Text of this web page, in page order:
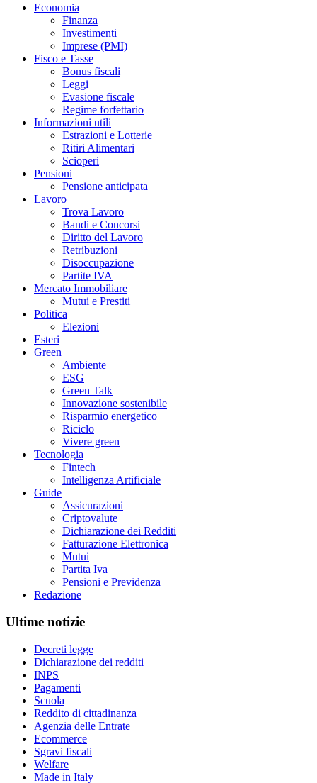
Economia
Finanza
Investimenti
Imprese (PMI)
Fisco e Tasse
Bonus fiscali
Leggi
Evasione fiscale
Regime forfettario
Informazioni utili
Estrazioni e Lotterie
Ritiri Alimentari
Scioperi
Pensioni
Pensione anticipata
Lavoro
Trova Lavoro
Bandi e Concorsi
Diritto del Lavoro
Retribuzioni
Disoccupazione
Partite IVA
Mercato Immobiliare
Mutui e Prestiti
Politica
Elezioni
Esteri
Green
Ambiente
ESG
Green Talk
Innovazione sostenibile
Risparmio energetico
Riciclo
Vivere green
Tecnologia
Fintech
Intelligenza Artificiale
Guide
Assicurazioni
Criptovalute
Dichiarazione dei Redditi
Fatturazione Elettronica
Mutui
Partita Iva
Pensioni e Previdenza
Redazione
Ultime notizie
Decreti legge
Dichiarazione dei redditi
INPS
Pagamenti
Scuola
Reddito di cittadinanza
Agenzia delle Entrate
Ecommerce
Sgravi fiscali
Welfare
Made in Italy